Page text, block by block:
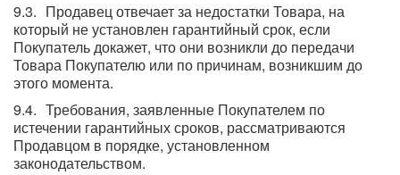
Продавец отвечает за недостатки Товара, на
который не установлен гарантийный срок, если
Покупатель докажет, что они возникли до передачи
Товара Покупателю или по причинам, возникшим до
этого момента.
Требования, заявленные Покупателем по
истечении гарантийных сроков, рассматриваются
Продавцом в порядке, установленном
законодательством.